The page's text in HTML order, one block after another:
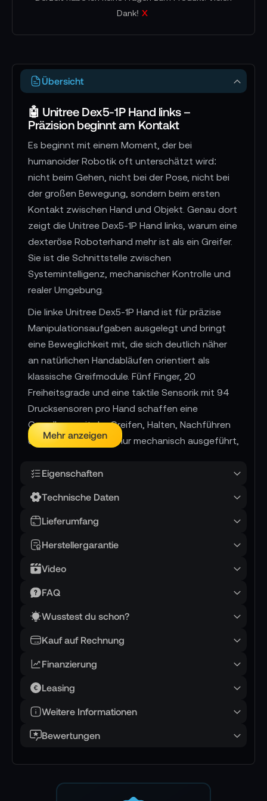
zwischen Hand, Objekt und Steuerung. Für
entwickelt wird. Sie bietet genügend
Bewegungsraum für komplexe
Kontaktkontrolle und bringt durch ihre
modulare Fingerstruktur eine praktische
Grundlage für längere Testreihen mit. In
Verbindung mit kompatiblen humanoiden
Plattformen wird sie zu einer wichtigen
Schnittstelle zwischen künstlicher Intelligenz
und realer Umgebung. Genau dort liegt ihr
Nutzen: Sie macht Manipulation greifbarer,
messbarer und näher an echten Aufgaben.
Dank! x
Übersicht
🤖 Unitree Dex5-1P Hand links –
Präzision beginnt am Kontakt
Es beginnt mit einem Moment, der bei
humanoider Robotik oft unterschätzt wird:
nicht beim Gehen, nicht bei der Pose, nicht bei
der großen Bewegung, sondern beim ersten
Kontakt zwischen Hand und Objekt. Genau dort
zeigt die Unitree Dex5-1P Hand links, warum eine
dexteröse Roboterhand mehr ist als ein Greifer.
Sie ist die Schnittstelle zwischen
Systemintelligenz, mechanischer Kontrolle und
realer Umgebung.
Die linke Unitree Dex5-1P Hand ist für präzise
Manipulationsaufgaben ausgelegt und bringt
eine Beweglichkeit mit, die sich deutlich näher
an natürlichen Handabläufen orientiert als
klassische Greifmodule. Fünf Finger, 20
Freiheitsgrade und eine taktile Sensorik mit 94
Drucksensoren pro Hand schaffen eine
Grundlage, mit der Greifen, Halten, Nachführen
und Anpassen nicht nur mechanisch ausgeführt,
kontrollierbar werden. Für Forschung, Lehre,
Plattformen ist genau das der entscheidende
Schritt: Die Hand bewegt sich nicht nur zu
einem Objekt hin, sie reagiert auf das, was sie
berührt.
TONEART AI Division
🖐️ Fünf Finger – Manipulation statt
einfaches Greifen
Die Unitree Dex5-1P Hand links arbeitet mit einer
fünffingerigen Struktur und macht dadurch
Aufgaben möglich, die mit einfachen Zwei- oder
Dreifinger-Greifern nur eingeschränkt abbildbar
besonders bei Objekten mit ungleichmäßiger
nicht nur eingeklemmt, sondern über mehrere
Mehr anzeigen
Eigenschaften
Technische Daten
Lieferumfang
Herstellergarantie
Video
FAQ
Wusstest du schon?
Kauf auf Rechnung
Finanzierung
Leasing
Weitere Informationen
Bewertungen